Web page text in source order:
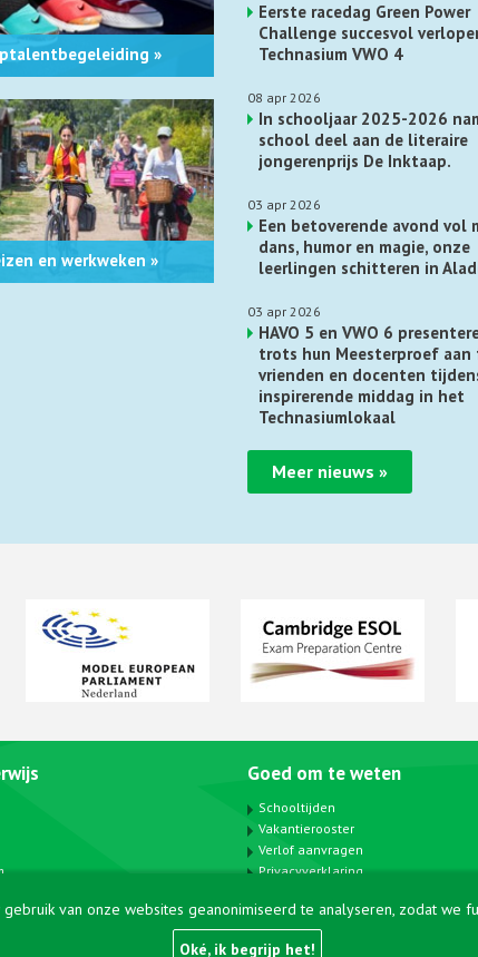
van onze websites geanonimiseerd te analyseren, zodat we
Oké, ik begrijp het!
»
en werkweken »
Eerste racedag Green Power
Challenge succesvol
Technasium VWO 4
08 apr 2026
In schooljaar 2025-2026
school deel aan de literaire
jongerenprijs De Inktaap.
03 apr 2026
Een betoverende avond vol
dans, humor en magie, onze
leerlingen schitteren in
03 apr 2026
HAVO 5 en VWO 6
trots hun Meesterproef aan
vrienden en docenten
inspirerende middag in het
Technasiumlokaal
Meer nieuws »
Goed om te weten
Schooltijden
Vakantierooster
Verlof aanvragen
Privacyverklaring